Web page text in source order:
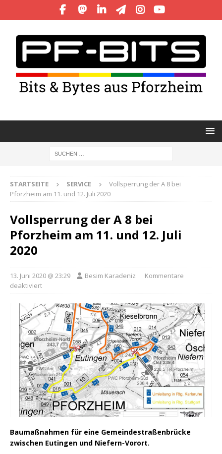
STARTSEITE SERVICE
Vollsperrung der A 8 bei
Pforzheim am 11. und 12. Juli 2020
Vollsperrung der A 8 bei
Pforzheim am 11. und 12. Juli
2020
13. Juni 2020 @ 23:29 Besim Karadeniz
Kommentare
deaktiviert
Baumaßnahmen für eine Gemeindestraßenbrücke
zwischen Eutingen und Niefern-Vorort.